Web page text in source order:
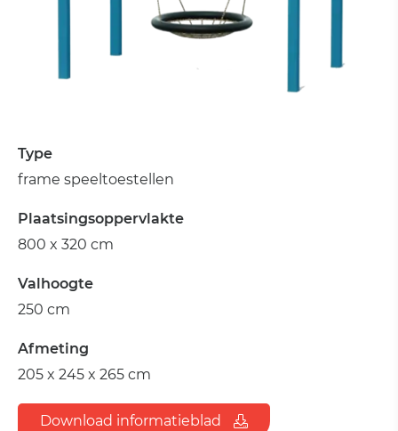
Type
frame speeltoestellen
Plaatsingsoppervlakte
800 x 320 cm
Valhoogte
250 cm
Afmeting
205 x 245 x 265 cm
Download informatieblad